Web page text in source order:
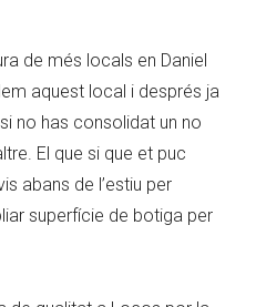
de més locals en Daniel
aquest local i després ja
no has consolidat un no
El que si que et puc
abans de l’estiu per
superfície de botiga per